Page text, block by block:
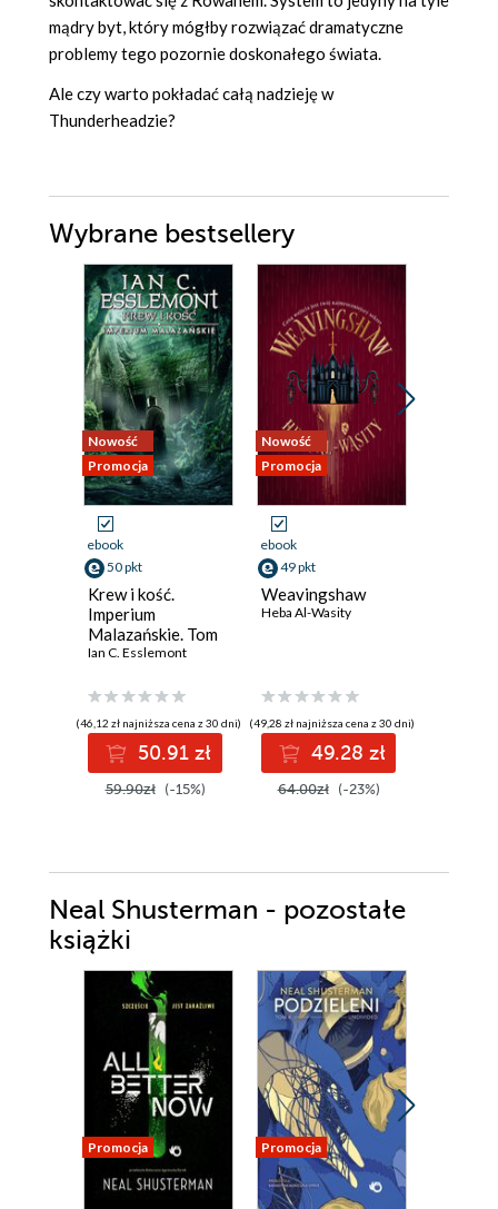
mądry byt, który mógłby rozwiązać dramatyczne
problemy tego pozornie doskonałego świata.
Ale czy warto pokładać całą nadzieję w
Thunderheadzie?
Wybrane bestsellery
Nowość
Promocja
ebook
50 pkt
Krew i kość.
Imperium
Malazańskie. Tom
5
Ian C. Esslemont
(46,12 zł najniższa cena z 30 dni)
50.91 zł
59.90zł (-15%)
Nowość
Promocja
ebook
49 pkt
Weavingshaw
Heba Al-Wasity
(49,28 zł najniższa cena z 30 dni)
49.28 zł
64.00zł (-23%)
Neal Shusterman - pozostałe
książki
Promocja Promocja